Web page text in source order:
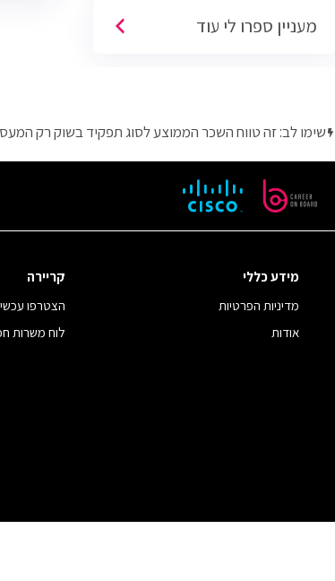
מעניין ספרו לי עוד
שימו לב: זה טווח השכר הממוצע לסוג תפקיד בשוק רק
מידע כללי
מדיניות הפרטיות
אודות
קריירה
הצטרפו
לוח משרות